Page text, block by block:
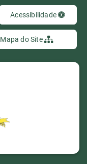
Acessibilidade
Mapa do Site